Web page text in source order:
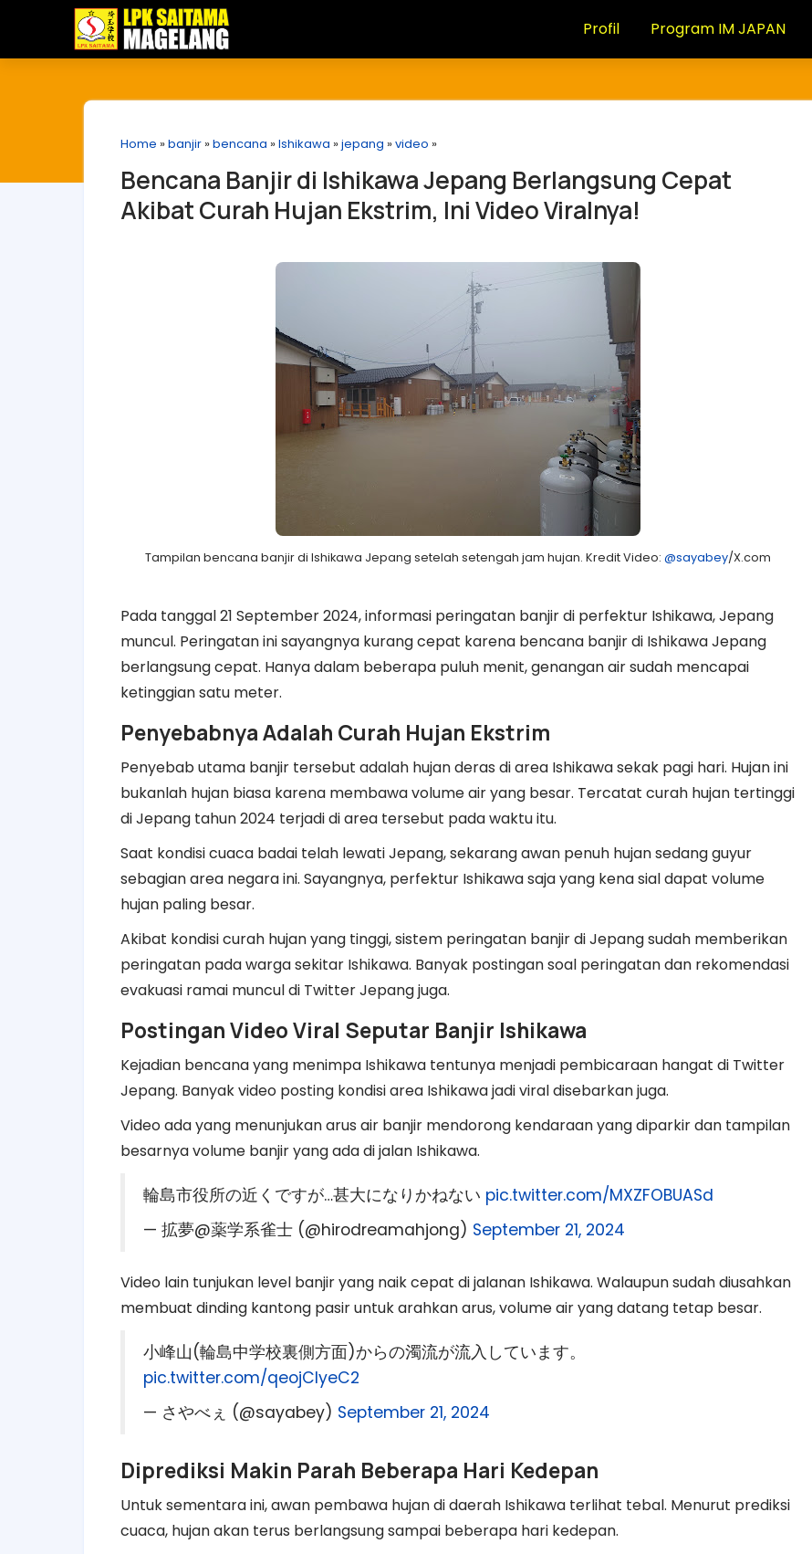
Profil Program IM JAPAN
Home »banjir »bencana »Ishikawa »jepang »video »
Bencana Banjir di Ishikawa Jepang Berlangsung Cepat
Akibat Curah Hujan Ekstrim, Ini Video Viralnya!
Tampilan bencana banjir di Ishikawa Jepang setelah setengah jam hujan. Kredit Video: @sayabey/X.com
Pada tanggal 21 September 2024, informasi peringatan banjir di perfektur Ishikawa, Jepang
muncul. Peringatan ini sayangnya kurang cepat karena bencana banjir di Ishikawa Jepang
berlangsung cepat. Hanya dalam beberapa puluh menit, genangan air sudah mencapai
ketinggian satu meter.
Penyebabnya Adalah Curah Hujan Ekstrim
Penyebab utama banjir tersebut adalah hujan deras di area Ishikawa sekak pagi hari. Hujan ini
bukanlah hujan biasa karena membawa volume air yang besar. Tercatat curah hujan tertinggi
di Jepang tahun 2024 terjadi di area tersebut pada waktu itu.
Saat kondisi cuaca badai telah lewati Jepang, sekarang awan penuh hujan sedang guyur
sebagian area negara ini. Sayangnya, perfektur Ishikawa saja yang kena sial dapat volume
hujan paling besar.
Akibat kondisi curah hujan yang tinggi, sistem peringatan banjir di Jepang sudah memberikan
peringatan pada warga sekitar Ishikawa. Banyak postingan soal peringatan dan rekomendasi
evakuasi ramai muncul di Twitter Jepang juga.
Postingan Video Viral Seputar Banjir Ishikawa
Kejadian bencana yang menimpa Ishikawa tentunya menjadi pembicaraan hangat di Twitter
Jepang. Banyak video posting kondisi area Ishikawa jadi viral disebarkan juga.
Video ada yang menunjukan arus air banjir mendorong kendaraan yang diparkir dan tampilan
besarnya volume banjir yang ada di jalan Ishikawa.
輪島市役所の近くですが…甚大になりかねない pic.twitter.com/MXZFOBUASd
— 拡夢@薬学系雀士 (@hirodreamahjong) September 21, 2024
Video lain tunjukan level banjir yang naik cepat di jalanan Ishikawa. Walaupun sudah diusahkan
membuat dinding kantong pasir untuk arahkan arus, volume air yang datang tetap besar.
小峰山(輪島中学校裏側方面)からの濁流が流入しています。
pic.twitter.com/qeojCIyeC2
— さやべぇ (@sayabey) September 21, 2024
Diprediksi Makin Parah Beberapa Hari Kedepan
Untuk sementara ini, awan pembawa hujan di daerah Ishikawa terlihat tebal. Menurut prediksi
cuaca, hujan akan terus berlangsung sampai beberapa hari kedepan.